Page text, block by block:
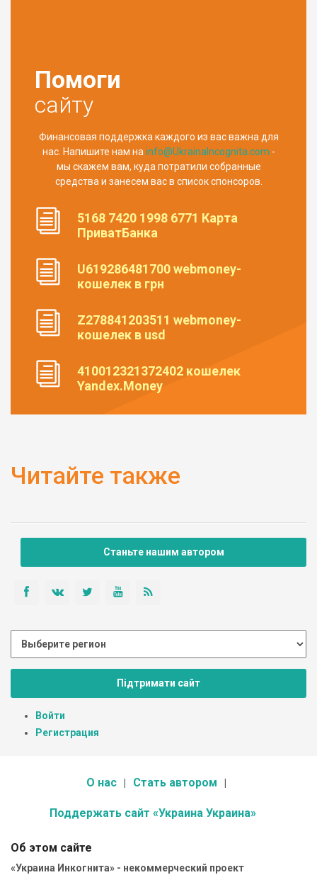
Помоги
сайту
Финансовая поддержка каждого из вас важна для
нас. Напишите нам наinfo@UkrainaIncognita.com -
мы скажем вам, куда потратили собранные
средства и занесем вас в список спонсоров.
5168 7420 1998 6771 Карта
ПриватБанка
U619286481700 webmoney-
кошелек в грн
Z278841203511 webmoney-
кошелек в usd
410012321372402 кошелек
Yandex.Money
Читайте также
Станьте нашим автором
Підтримати сайт
Войти
Регистрация
О нас Стать автором
Поддержать сайт «Украина Украина»
Об этом сайте
«Украина Инкогнита» - некоммерческий проект